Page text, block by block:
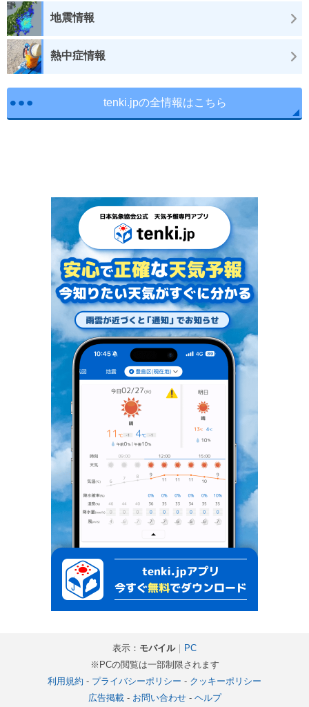
地震情報
熱中症情報
tenki.jpの全情報はこちら
表示： モバイル｜ PC
※PCの閲覧は一部制限されます
利用規約 - プライバシーポリシー - クッキーポリシー
広告掲載- お問い合わせ- ヘルプ